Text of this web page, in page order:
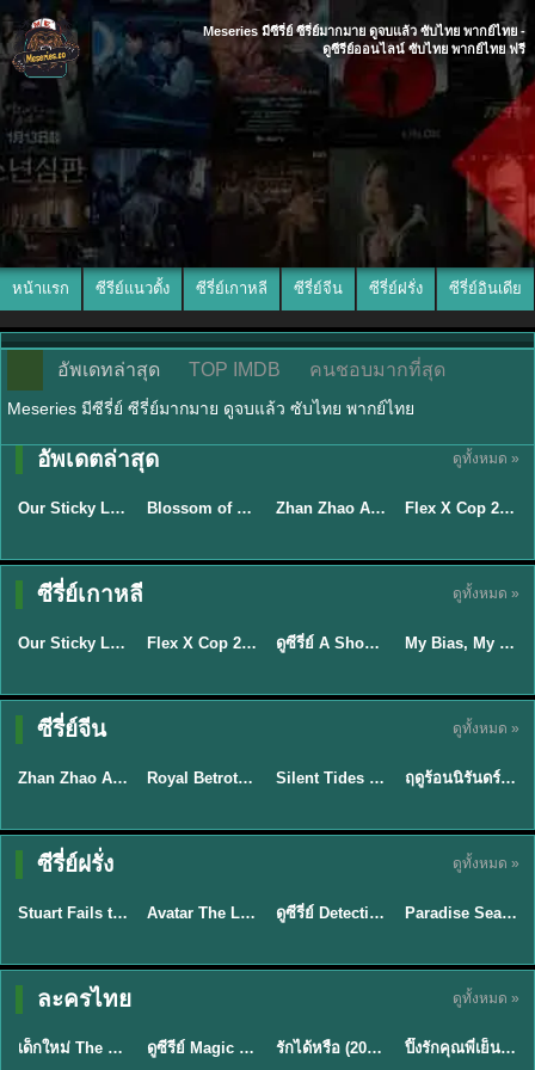
Meseries มีซีรี่ย์ ซีรี่ย์มากมาย ดูจบแล้ว ซับไทย พากย์ไทย -
ดูซีรีย์ออนไลน์ ซับไทย พากย์ไทย ฟรี
หน้าแรก ซีรีย์แนวตั้ง ซีรี่ย์เกาหลี ซีรี่ย์จีน ซีรี่ย์ฝรั่ง ซีรี่ย์อินเดีย
อัพเดทล่าสุด TOP IMDB คนชอบมากที่สุด
Meseries มีซีรี่ย์ ซีรี่ย์มากมาย ดูจบแล้ว ซับไทย พากย์ไทย
อัพเดตล่าสุด ดูทั้งหมด »
★6
ซับไทย
Our Sticky Love รักติดหนึบ (2026) พากย์ไทย ซับไทย EP.1-12 Blossom of Power (2026) บุหงาซ่อนคม พากย์ไทย ซับไทย EP1-36 ★5 Zhan Zhao Adventures จั่นเจาตะลุยยุทธภพ (2026) พากย์ไทย ซับไทย EP.1-37 (จบ) ★8
ซับไทย
Flex X Cop 2 คุณชายสายสืบ ซีซั่น 2 (2026) พากย์ไทย ซับไทย EP.1-14
ซีรี่ย์เกาหลี ดูทั้งหมด »
★6
ซับไทย
Our Sticky Love รักติดหนึบ (2026) พากย์ไทย ซับไทย EP.1-12 ★8 Flex X Cop 2 คุณชายสายสืบ ซีซั่น 2 (2026) พากย์ไทย ซับไทย EP.1-14 ★8 EP.16ดูซีรี่ย์ A Shop for Killers 2 ร้านลับนักฆ่า ซีซัน 2 (2026) ซับไทย-พากย์ไทย
ซับไทย
My Bias, My Boss เมื่อเมนฉันเป็นประธานบริษัท (2026) พากย์ไทย ซับไทย EP.1-12
ซีรี่ย์จีน ดูทั้งหมด »
★5
พากย์ไทย
Zhan Zhao Adventures จั่นเจาตะลุยยุทธภพ (2026) พากย์ไทย ซับไทย EP.1-37 (จบ) ★9 Royal Betrothal (2026) สัญญาวิวาห์แห่งราชวงศ์ พากย์ไทย ซับไทย EP1-32 ★9.5 Silent Tides คลื่นลมลวง (2025) พากย์ไทย ซับไทย EP.1-31 ★8.8
พากย์ไทย
ฤดูร้อนนิรันดร์ (2026) Never-Ending Summer พากย์ไทย EP.1-29
ซีรี่ย์ฝรั่ง ดูทั้งหมด »
★9.3
พากย์ไทย
Stuart Fails to Save the Universe สจ๊วตล่มแผนกู้จักรวาล (2026) พากย์ไทย ซับไทย EP.1-10 ★7.8 EP.7Avatar The Last Airbender 2 เณรน้อยเจ้าอภินิหาร พากย์ไทย EP.9ดูซีรี่ย์ Detective Hole (2026) พากย์ไทย HD ฟรี อัปเดตล่าสุด Netflix EP.8
พากย์ไทย
Paradise Season 2 (2026) พากย์ไทย EP1-8 ดูซีรี่ย์ฝรั่ง HD ครบทุกตอน
ละครไทย ดูทั้งหมด »
★ 8 EP.6
พากย์ไทย
เด็กใหม่ The Reset 2026 EP1-6 พากย์ไทย ดูซีรี่ย์ Netflix ล่าสุด HD ดูซีรีย์ Magic Move (2026) ทำนายทายรัก Thai EP.1-10 HD รักได้หรือ (2026) YOUNG Let's Begin Again พากย์ไทย EP.1-19 ★8
พากย์ไทย
ปิ๊งรักคุณพี่เย็นชา (2026) Frozen Valentine EP.1-10 (จบ)